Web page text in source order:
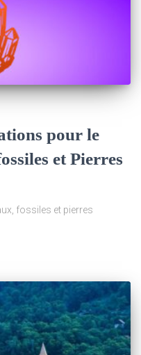
pour le
et Pierres
fossiles et pierres